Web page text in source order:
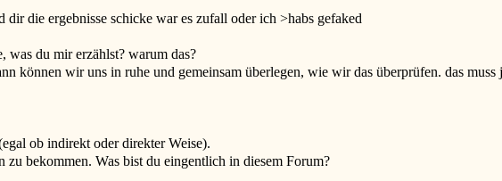
die ergebnisse schicke war es zufall oder ich >habs gefaked
du mir erzählst? warum das?
können wir uns in ruhe und gemeinsam überlegen, wie wir das überprüfen. das
ob indirekt oder direkter Weise).
bekommen. Was bist du eingentlich in diesem Forum?